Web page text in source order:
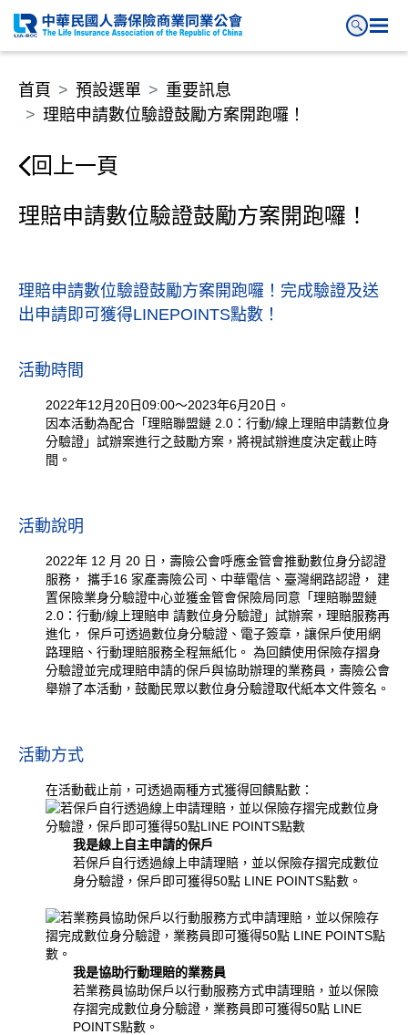
理賠申請數位驗證鼓勵方案開跑
首頁 預設選單
重要訊息
理賠申請數位驗證鼓勵方案開跑囉！
回上一頁
理賠申請數位驗證鼓勵方案開跑囉！
理賠申請數位驗證鼓勵方案開跑囉！完成驗證及送
出申請即可獲得LINEPOINTS點數！
活動時間
2022年12月20日09:00～2023年6月20日。
因本活動為配合「理賠聯盟鏈 2.0：行動/線上理賠申請數位身
分驗證」試辦案進行之鼓勵方案，將視試辦進度決定截止時
間。
活動說明
2022年 12 月 20 日，壽險公會呼應金管會推動數位身分認證
服務， 攜手16 家產壽險公司、中華電信、臺灣網路認證， 建
置保險業身分驗證中心並獲金管會保險局同意「理賠聯盟鏈
2.0：行動/線上理賠申 請數位身分驗證」試辦案，理賠服務再
進化， 保戶可透過數位身分驗證、電子簽章，讓保戶使用網
路理賠、行動理賠服務全程無紙化。 為回饋使用保險存摺身
分驗證並完成理賠申請的保戶與協助辦理的業務員，壽險公會
舉辦了本活動，鼓勵民眾以數位身分驗證取代紙本文件簽名。
活動方式
在活動截止前，可透過兩種方式獲得回饋點數：
我是線上自主申請的保戶
若保戶自行透過線上申請理賠，並以保險存摺完成數位
身分驗證，保戶即可獲得50點 LINE POINTS點數。
我是協助行動理賠的業務員
若業務員協助保戶以行動服務方式申請理賠，並以保險
存摺完成數位身分驗證，業務員即可獲得50點 LINE
POINTS點數。